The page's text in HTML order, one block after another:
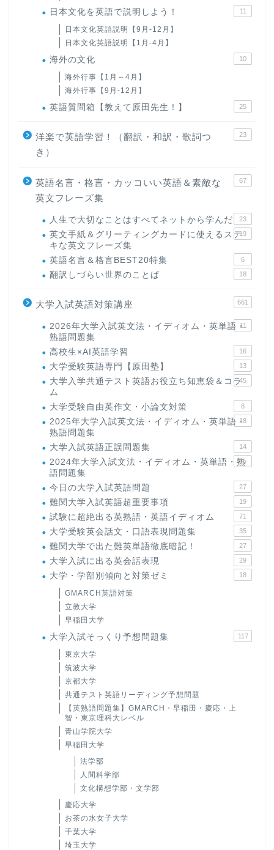
日本文化を英語で説明しよう！ 11
日本文化英語説明【9月-12月】
日本文化英語説明【1月-4月】
海外の文化 10
海外行事【1月～4月】
海外行事【9月-12月】
英語質問箱【教えて原田先生！】 25
洋楽で英語学習！（翻訳・和訳・歌詞つ
き）
23
英語名言・格言・カッコいい英語＆素敵な
英文フレーズ集
67
人生で大切なことはすべてネットから学んだ 23
英文手紙＆グリーティングカードに使えるステ
キな英文フレーズ集
19
英語名言＆格言BEST20特集 6
翻訳しづらい世界のことば 18
大学入試英語対策講座 661
2026年大学入試英文法・イディオム・英単語・
熟語問題集
11
高校生×AI英語学習 16
大学受験英語専門【原田塾】 13
大学入学共通テスト英語お役立ち知恵袋＆コラ
ム
45
大学受験自由英作文・小論文対策 8
2025年大学入試英文法・イディオム・英単語・
熟語問題集
18
大学入試英語正誤問題集 14
2024年大学入試文法・イディオム・英単語・熟
語問題集
15
今日の大学入試英語問題 27
難関大学入試英語超重要事項 19
試験に超絶出る英熟語・英語イディオム 71
大学受験英会話文・口語表現問題集 35
難関大学で出た難英単語徹底暗記！ 27
大学入試に出る英会話表現 29
大学・学部別傾向と対策ゼミ 18
GMARCH英語対策
立教大学
早稲田大学
大学入試そっくり予想問題集 117
東京大学
筑波大学
京都大学
共通テスト英語リーディング予想問題
【英熟語問題集】GMARCH・早稲田・慶応・上
智・東京理科大レベル
青山学院大学
早稲田大学
法学部
人間科学部
文化構想学部・文学部
慶応大学
お茶の水女子大学
千葉大学
埼玉大学